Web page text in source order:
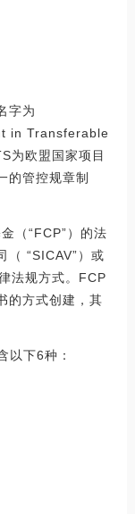
字为
in Transferable
为欧盟国家项目
的管控规章制
（“FCP”）的法
（ “SICAV”）或
法规方式。FCP
的方式创建，其
以下6种：